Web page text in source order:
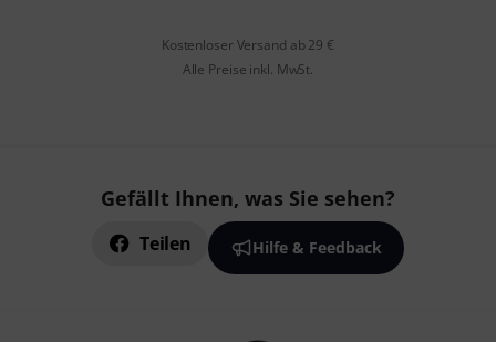
Kostenloser Versand ab 29 €
Alle Preise inkl. MwSt.
Gefällt Ihnen, was Sie sehen?
Teilen Hilfe & Feedback